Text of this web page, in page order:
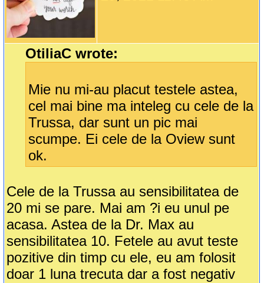
OtiliaC wrote:
Mie nu mi-au placut testele astea,
cel mai bine ma inteleg cu cele de la
Trussa, dar sunt un pic mai
scumpe. Ei cele de la Oview sunt
ok.
Cele de la Trussa au sensibilitatea de
20 mi se pare. Mai am ?i eu unul pe
acasa. Astea de la Dr. Max au
sensibilitatea 10. Fetele au avut teste
pozitive din timp cu ele, eu am folosit
doar 1 luna trecuta dar a fost negativ